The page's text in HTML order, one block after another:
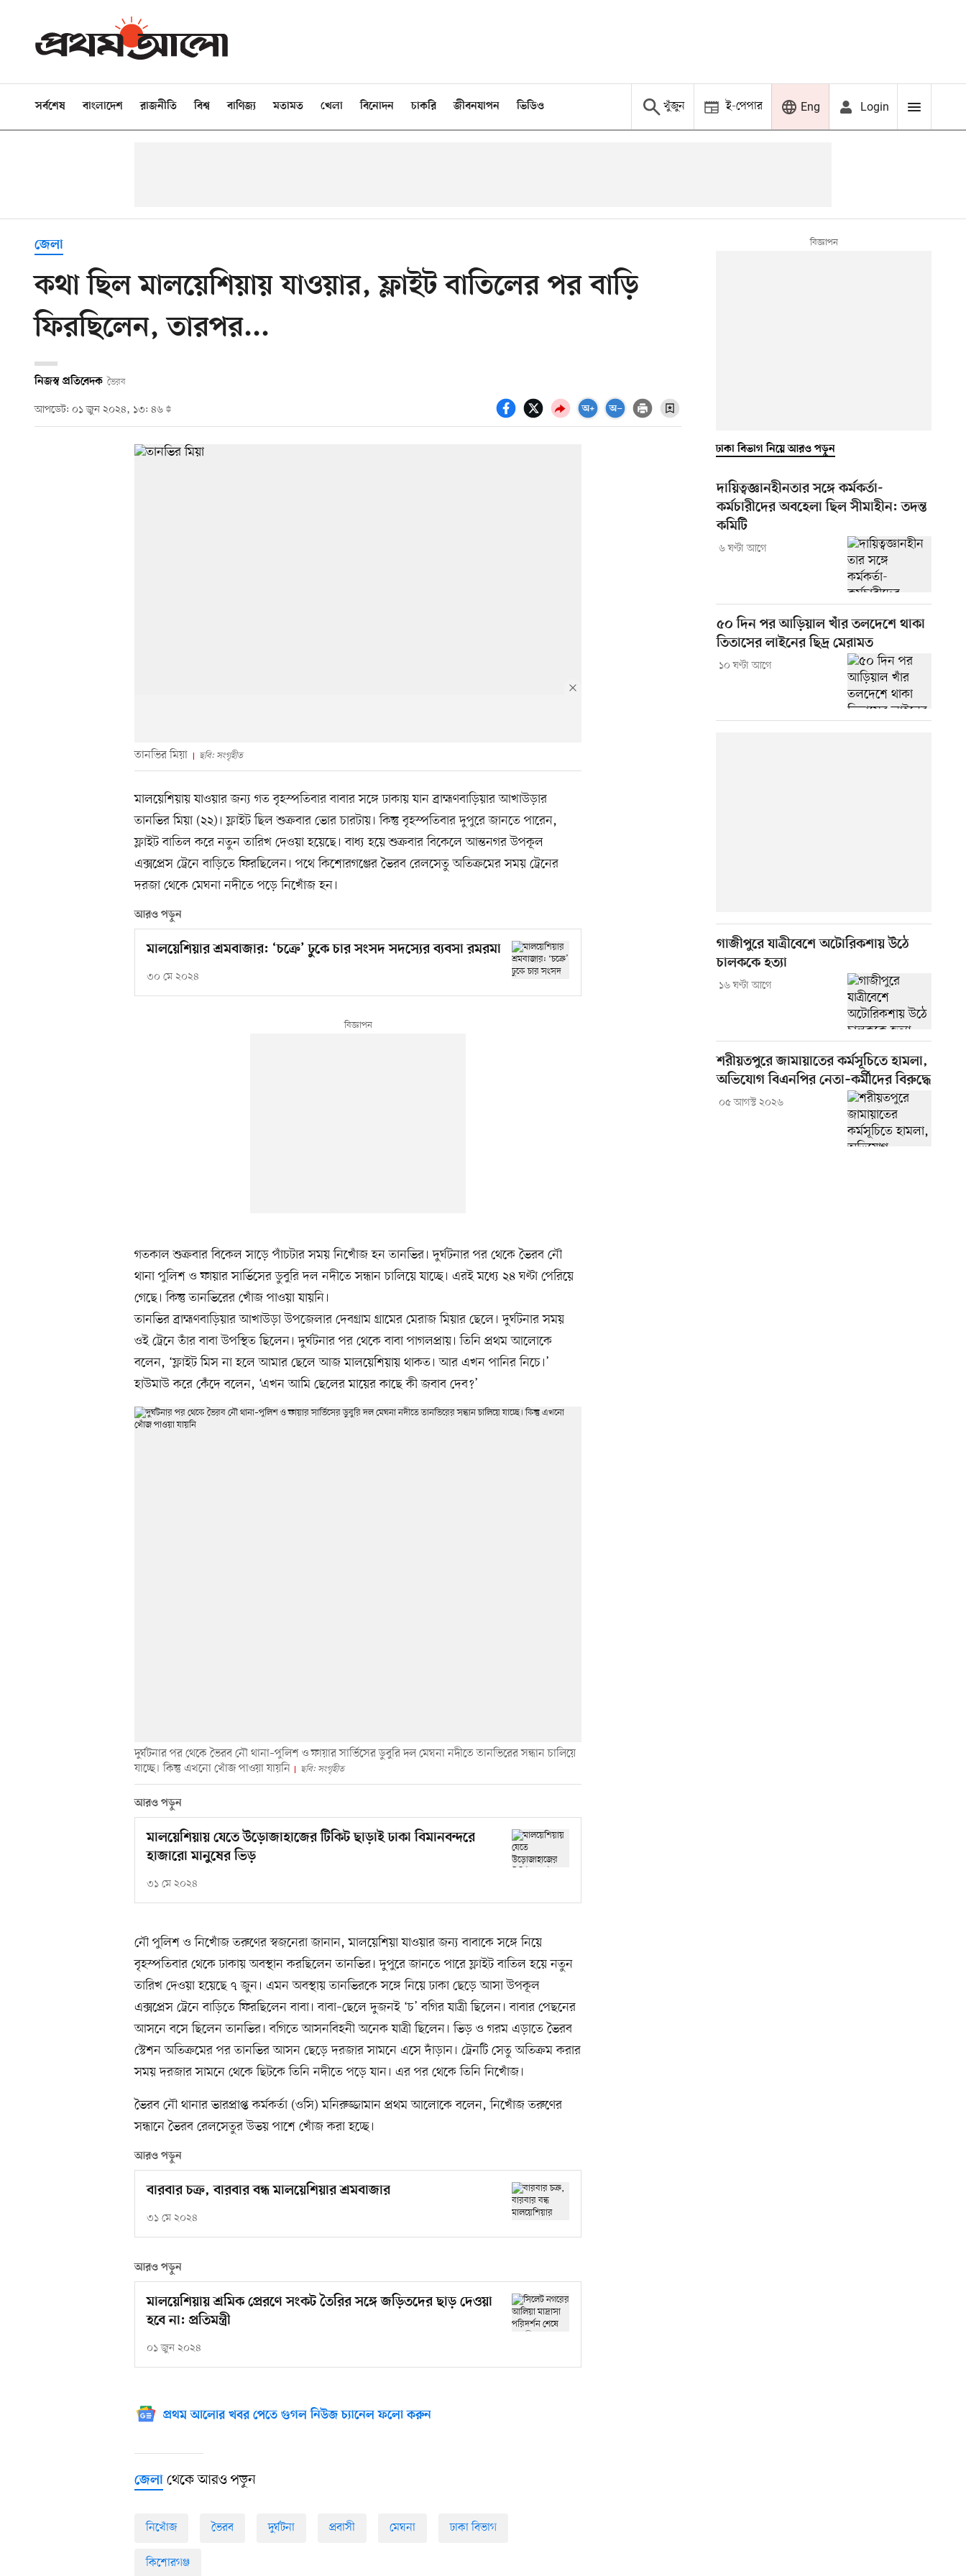
সর্বশেষ বাংলাদেশ রাজনীতি বিশ্ব বাণিজ্য মতামত খেলা বিনোদন চাকরি জীবনযাপন ভিডিও খুঁজুন ই-পেপার Eng Login
জেলা
কথা ছিল মালয়েশিয়ায় যাওয়ার, ফ্লাইট বাতিলের পর বাড়ি
ফিরছিলেন, তারপর...
নিজস্ব প্রতিবেদক ভৈরব
আপডেট: ০১ জুন ২০২৪, ১৩: ৪৬
তানভির মিয়া ছবি: সংগৃহীত
মালয়েশিয়ায় যাওয়ার জন্য গত বৃহস্পতিবার বাবার সঙ্গে ঢাকায় যান ব্রাহ্মণবাড়িয়ার আখাউড়ার
তানভির মিয়া (২২)। ফ্লাইট ছিল শুক্রবার ভোর চারটায়। কিন্তু বৃহস্পতিবার দুপুরে জানতে পারেন,
ফ্লাইট বাতিল করে নতুন তারিখ দেওয়া হয়েছে। বাধ্য হয়ে শুক্রবার বিকেলে আন্তনগর উপকূল
এক্সপ্রেস ট্রেনে বাড়িতে ফিরছিলেন। পথে কিশোরগঞ্জের ভৈরব রেলসেতু অতিক্রমের সময় ট্রেনের
দরজা থেকে মেঘনা নদীতে পড়ে নিখোঁজ হন।
আরও পড়ুন
মালয়েশিয়ার শ্রমবাজার: ‘চক্রে’ ঢুকে চার সংসদ সদস্যের ব্যবসা রমরমা
৩০ মে ২০২৪
গতকাল শুক্রবার বিকেল সাড়ে পাঁচটার সময় নিখোঁজ হন তানভির। দুর্ঘটনার পর থেকে ভৈরব নৌ
থানা পুলিশ ও ফায়ার সার্ভিসের ডুবুরি দল নদীতে সন্ধান চালিয়ে যাচ্ছে। এরই মধ্যে ২৪ ঘণ্টা পেরিয়ে
গেছে। কিন্তু তানভিরের খোঁজ পাওয়া যায়নি।
তানভির ব্রাহ্মণবাড়িয়ার আখাউড়া উপজেলার দেবগ্রাম গ্রামের মেরাজ মিয়ার ছেলে। দুর্ঘটনার সময়
ওই ট্রেনে তাঁর বাবা উপস্থিত ছিলেন। দুর্ঘটনার পর থেকে বাবা পাগলপ্রায়। তিনি প্রথম আলোকে
বলেন, ‘ফ্লাইট মিস না হলে আমার ছেলে আজ মালয়েশিয়ায় থাকত। আর এখন পানির নিচে।’
হাউমাউ করে কেঁদে বলেন, ‘এখন আমি ছেলের মায়ের কাছে কী জবাব দেব?’
দুর্ঘটনার পর থেকে ভৈরব নৌ থানা–পুলিশ ও ফায়ার সার্ভিসের ডুবুরি দল মেঘনা নদীতে তানভিরের সন্ধান চালিয়ে
যাচ্ছে। কিন্তু এখনো খোঁজ পাওয়া যায়নি
ছবি: সংগৃহীত
আরও পড়ুন
মালয়েশিয়ায় যেতে উড়োজাহাজের টিকিট ছাড়াই ঢাকা বিমানবন্দরে
হাজারো মানুষের ভিড়
৩১ মে ২০২৪
নৌ পুলিশ ও নিখোঁজ তরুণের স্বজনেরা জানান, মালয়েশিয়া যাওয়ার জন্য বাবাকে সঙ্গে নিয়ে
বৃহস্পতিবার থেকে ঢাকায় অবস্থান করছিলেন তানভির। দুপুরে জানতে পারে ফ্লাইট বাতিল হয়ে নতুন
তারিখ দেওয়া হয়েছে ৭ জুন। এমন অবস্থায় তানভিরকে সঙ্গে নিয়ে ঢাকা ছেড়ে আসা উপকূল
এক্সপ্রেস ট্রেনে বাড়িতে ফিরছিলেন বাবা। বাবা–ছেলে দুজনই ‘চ’ বগির যাত্রী ছিলেন। বাবার পেছনের
আসনে বসে ছিলেন তানভির। বগিতে আসনবিহনী অনেক যাত্রী ছিলেন। ভিড় ও গরম এড়াতে ভৈরব
স্টেশন অতিক্রমের পর তানভির আসন ছেড়ে দরজার সামনে এসে দাঁড়ান। ট্রেনটি সেতু অতিক্রম করার
সময় দরজার সামনে থেকে ছিটকে তিনি নদীতে পড়ে যান। এর পর থেকে তিনি নিখোঁজ।
ভৈরব নৌ থানার ভারপ্রাপ্ত কর্মকর্তা (ওসি) মনিরুজ্জামান প্রথম আলোকে বলেন, নিখোঁজ তরুণের
সন্ধানে ভৈরব রেলসেতুর উভয় পাশে খোঁজ করা হচ্ছে।
আরও পড়ুন
বারবার চক্র, বারবার বন্ধ মালয়েশিয়ার শ্রমবাজার
৩১ মে ২০২৪
আরও পড়ুন
মালয়েশিয়ায় শ্রমিক প্রেরণে সংকট তৈরির সঙ্গে জড়িতদের ছাড় দেওয়া
হবে না: প্রতিমন্ত্রী
০১ জুন ২০২৪
প্রথম আলোর খবর পেতে গুগল নিউজ চ্যানেল ফলো করুন
জেলা থেকে আরও পড়ুন
নিখোঁজ ভৈরব দুর্ঘটনা প্রবাসী মেঘনা ঢাকা বিভাগ
কিশোরগঞ্জ
ঢাকা বিভাগ নিয়ে আরও পড়ুন
দায়িত্বজ্ঞানহীনতার সঙ্গে কর্মকর্তা-
কর্মচারীদের অবহেলা ছিল সীমাহীন: তদন্ত
কমিটি
৬ ঘণ্টা আগে
৫০ দিন পর আড়িয়াল খাঁর তলদেশে থাকা
তিতাসের লাইনের ছিদ্র মেরামত
১০ ঘণ্টা আগে
গাজীপুরে যাত্রীবেশে অটোরিকশায় উঠে
চালককে হত্যা
১৬ ঘণ্টা আগে
শরীয়তপুরে জামায়াতের কর্মসূচিতে হামলা,
অভিযোগ বিএনপির নেতা–কর্মীদের বিরুদ্ধে
০৫ আগস্ট ২০২৬